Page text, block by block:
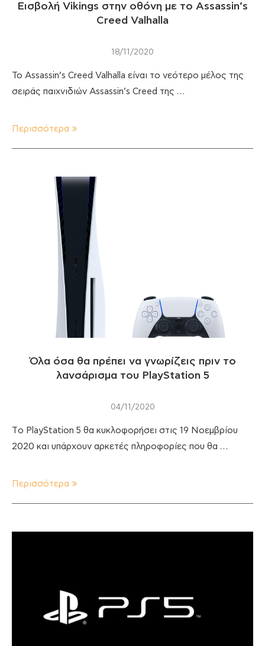
Εισβολή Vikings στην οθόνη με το Assassin’s
Creed Valhalla
18/11/2020
Το Assassin’s Creed Valhalla είναι το νεότερο μέλος της
σειράς παιχνιδιών Assassin’s Creed της …
Περισσότερα
Όλα όσα θα πρέπει να γνωρίζεις πριν το
λανσάρισμα του PlayStation 5
04/11/2020
Tο PlayStation 5 θα κυκλοφορήσει στις 19 Νοεμβρίου
2020 και υπάρχουν αρκετές πληροφορίες που θα …
Περισσότερα